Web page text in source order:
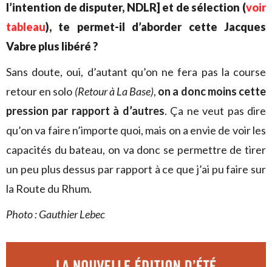
l’intention de disputer, NDLR] et de sélection (voir
tableau), te permet-il d’aborder cette Jacques
Vabre plus libéré ?
Sans doute, oui, d’autant qu’on ne fera pas la course
retour en solo (Retour à La Base), on a donc moins cette
pression par rapport à d’autres. Ça ne veut pas dire
qu’on va faire n’importe quoi, mais on a envie de voir les
capacités du bateau, on va donc se permettre de tirer
un peu plus dessus par rapport à ce que j’ai pu faire sur
la Route du Rhum.
Photo : Gauthier Lebec